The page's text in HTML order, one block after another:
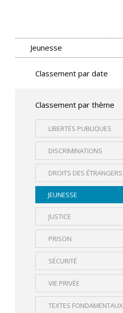
Jeunesse
Classement par date
Classement par thème
LIBERTÉS PUBLIQUES
DISCRIMINATIONS
DROITS DES ÉTRANGERS
JEUNESSE
JUSTICE
PRISON
SÉCURITÉ
VIE PRIVÉE
TEXTES FONDAMENTAUX